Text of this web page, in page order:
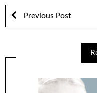
Previous Post